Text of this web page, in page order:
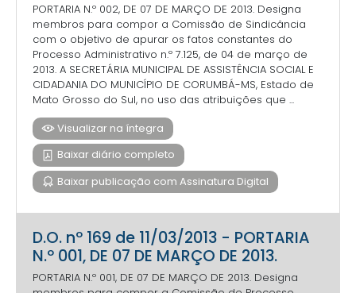
PORTARIA N.º 002, DE 07 DE MARÇO DE 2013. Designa
membros para compor a Comissão de Sindicância
com o objetivo de apurar os fatos constantes do
Processo Administrativo n.º 7.125, de 04 de março de
2013. A SECRETÁRIA MUNICIPAL DE ASSISTÊNCIA SOCIAL E
CIDADANIA DO MUNICÍPIO DE CORUMBÁ-MS, Estado de
Mato Grosso do Sul, no uso das atribuições que ...
Visualizar na íntegra
Baixar diário completo
Baixar publicação com Assinatura Digital
D.O. nº 169 de 11/03/2013 - PORTARIA
N.º 001, DE 07 DE MARÇO DE 2013.
PORTARIA N.º 001, DE 07 DE MARÇO DE 2013. Designa